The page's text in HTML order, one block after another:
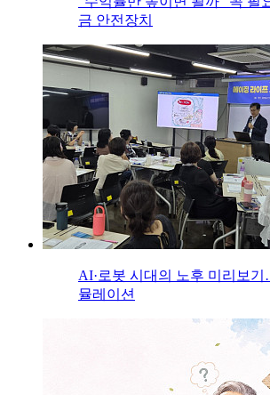
금 안전장치
AI·로봇 시대의 노후 미리보
뮬레이션